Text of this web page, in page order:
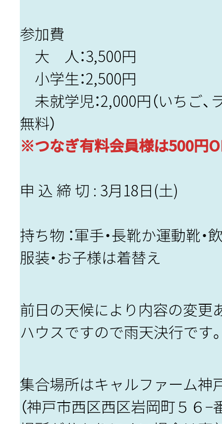
参加費
大 人：3,500円
小学生：2,500円
未就学児：2,000円（いちご
無料）
※つなぎ有料会員様は500円
申 込 締 切 : 3月18日(土)
持ち物 ：軍手・長靴か運動靴・
服装・お子様は着替え
前日の天候により内容の変更
ハウスですので雨天決行です
集合場所はキャルファーム神
（神戸市西区西区岩岡町５６−